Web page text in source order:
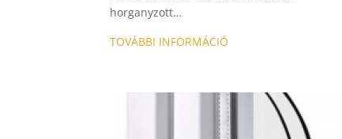
horganyzott…
TOVÁBBI INFORMÁCIÓ